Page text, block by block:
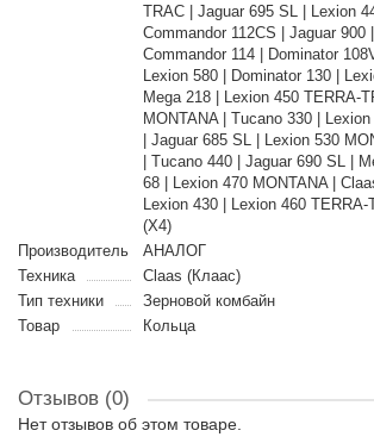
TRAC | Jaguar 695 SL | Lexion
Commandor 112CS | Jaguar 900 |
Commandor 114 | Dominator
Lexion 580 | Dominator 130 |
Mega 218 | Lexion 450 TERRA-
MONTANA | Tucano 330 |
| Jaguar 685 SL | Lexion 530
| Tucano 440 | Jaguar 690 SL |
68 | Lexion 470 MONTANA |
Lexion 430 | Lexion 460
(X4)
Производитель
АНАЛОГ
Техника
Claas (Клаас)
Тип техники
Зерновой комбайн
Товар
Кольца
Отзывов (0)
Нет отзывов об этом товаре.